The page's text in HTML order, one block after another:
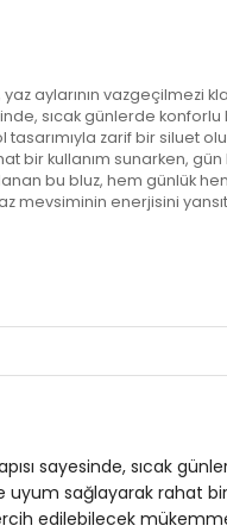
aylarının vazgeçilmezi
sıcak günlerde
zarif bir siluet
kullanım sunarken, gün
bu bluz, hem günlük
mevsiminin enerjisini
sayesinde, sıcak
uyum sağlayarak rahat
edilebilecek